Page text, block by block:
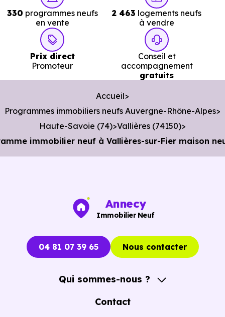
330 programmes neufs
en vente
2 463 logements neufs
à vendre
Prix direct
Promoteur
Conseil et
accompagnement
gratuits
Accueil
Programmes immobiliers neufs Auvergne-Rhône-Alpes
Haute-Savoie (74) Vallières (74150)
immobilier neuf à Vallières-sur-Fier maison
Annecy
Immobilier Neuf
04 81 07 39 65 Nous contacter
Qui sommes-nous ?
A propos
Contact